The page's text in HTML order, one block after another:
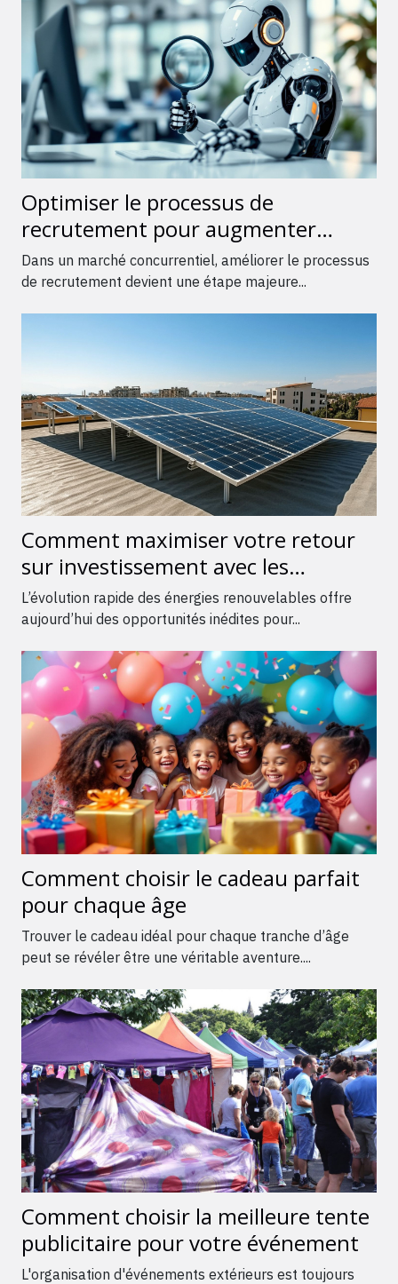
Optimiser le processus de
recrutement pour augmenter
l'efficacité commerciale ?
Dans un marché concurrentiel, améliorer le processus
de recrutement devient une étape majeure...
Comment maximiser votre retour
sur investissement avec les
énergies renouvelables ?
L’évolution rapide des énergies renouvelables offre
aujourd’hui des opportunités inédites pour...
Comment choisir le cadeau parfait
pour chaque âge
Trouver le cadeau idéal pour chaque tranche d’âge
peut se révéler être une véritable aventure....
Comment choisir la meilleure tente
publicitaire pour votre événement
L'organisation d'événements extérieurs est toujours